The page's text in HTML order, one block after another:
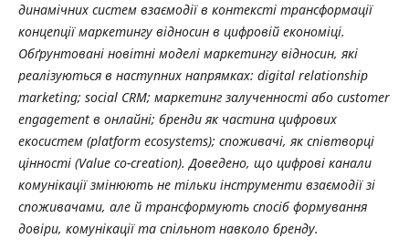
динамічних систем взаємодії в контексті трансформації
концепції маркетингу відносин в цифровій економіці.
Обґрунтовані новітні моделі маркетингу відносин, які
реалізуються в наступних напрямках: digital relationship
marketing; social CRM; маркетинг залученності або customer
engagement в онлайні; бренди як частина цифрових
екосистем (platform ecosystems); споживачі, як співтворці
цінності (Value co-creation). Доведено, що цифрові канали
комунікації змінюють не тільки інструменти взаємодії зі
споживачами, але й трансформують спосіб формування
довіри, комунікації та спільнот навколо бренду.